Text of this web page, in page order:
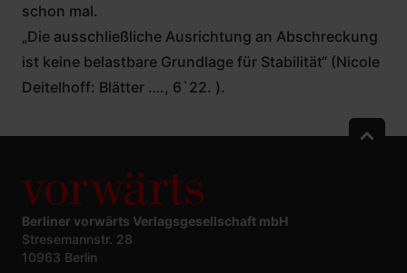
schon mal.
„Die ausschließliche Ausrichtung an Abschreckung
ist keine belastbare Grundlage für Stabilität“ (Nicole
Deitelhoff: Blätter …., 6`22. ).
Berliner vorwärts Verlagsgesellschaft mbH
Stresemannstr. 28
10963 Berlin